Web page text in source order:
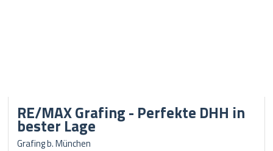
RE/MAX Grafing - Perfekte DHH in
bester Lage
Grafing b. München